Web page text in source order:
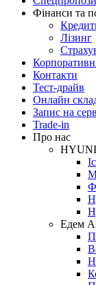
Фінанси та
Лізинг
Контакти
Тест-драйв
Онлайн
Запис на
Trade-in
Про нас
Едем